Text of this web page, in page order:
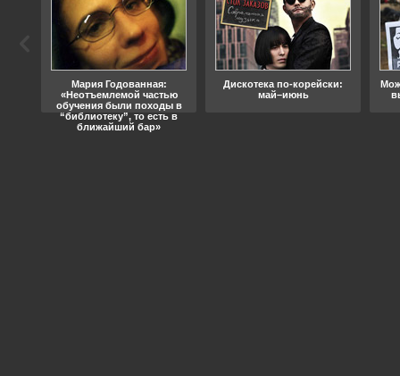
Мария Годованная:
«Неотъемлемой частью
обучения были походы в
“библиотеку”, то есть в
ближайший бар»
Дискотека по-корейски:
май–июнь